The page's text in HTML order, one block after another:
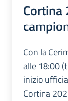
Cortina
Con la
alle 18:00
inizio
Cortina